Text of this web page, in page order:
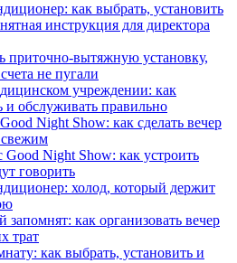
как выбрать, установить
инструкция для директора
приточно-вытяжную установку,
не пугали
учреждении: как
и обслуживать правильно
Night Show: как сделать вечер
Night Show: как устроить
говорить
холод, который держит
как организовать вечер
трат
как выбрать, установить и